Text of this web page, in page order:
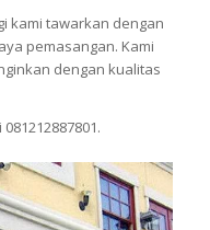
kami tawarkan dengan
pemasangan. Kami
dengan kualitas